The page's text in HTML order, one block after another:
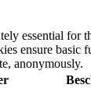
essential for
ensure basic
anonymously.